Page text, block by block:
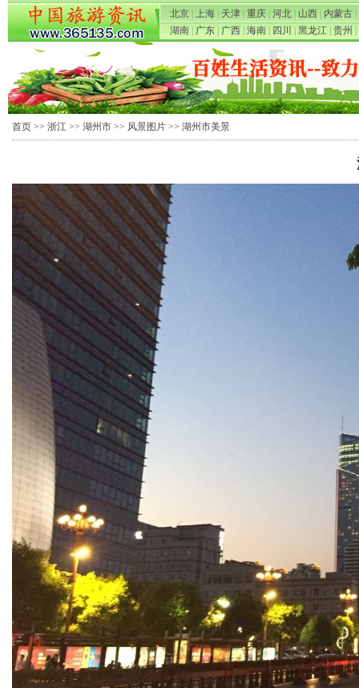
北京 上海 天津 重庆 河北 山西 内蒙古
湖南
广东 广西 海南 四川 黑龙江 贵州
首页 >> 浙江 >> 湖州市 >> 风景图片 >> 湖州市美景